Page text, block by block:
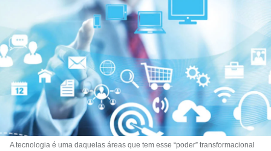
A tecnologia é uma daquelas áreas que tem esse “poder” transformacional